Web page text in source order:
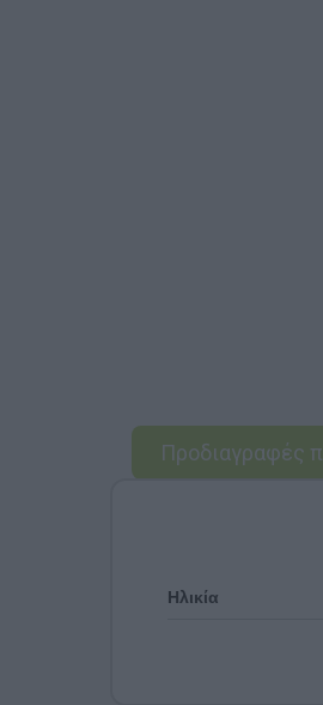
Προδιαγραφές
Ηλικία